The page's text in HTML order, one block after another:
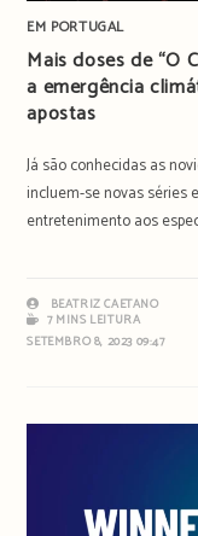
EM PORTUGAL
Mais doses de “O
a emergência
apostas
Já são conhecidas as
incluem-se novas séries
entretenimento aos
BEATRIZ CAETANO
7 MINS LEITURA
SETEMBRO 8, 2023 09:47